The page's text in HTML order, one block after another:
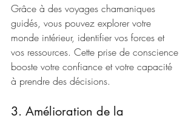
Grâce à des voyages chamaniques
guidés, vous pouvez explorer votre
monde intérieur, identifier vos forces et
vos ressources. Cette prise de conscience
booste votre confiance et votre capacité
à prendre des décisions.
3. Amélioration de la